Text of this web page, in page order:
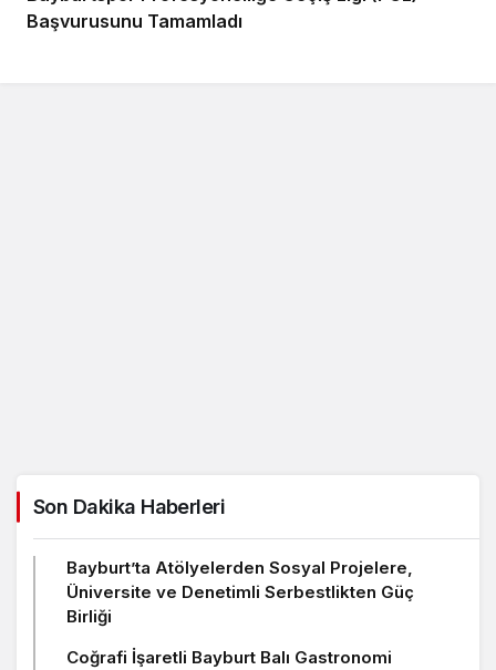
Başvurusunu Tamamladı
Son Dakika Haberleri
Bayburt’ta Atölyelerden Sosyal Projelere,
Üniversite ve Denetimli Serbestlikten Güç
Birliği
Coğrafi İşaretli Bayburt Balı Gastronomi